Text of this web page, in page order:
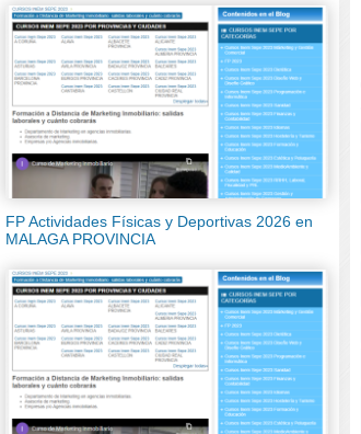
FP Actividades Físicas y Deportivas 2026 en
MALAGA PROVINCIA